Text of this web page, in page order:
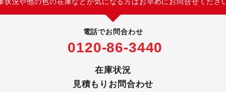
電話でお問合わせ
0120-86-3440
在庫状況
見積もりお問合わせ